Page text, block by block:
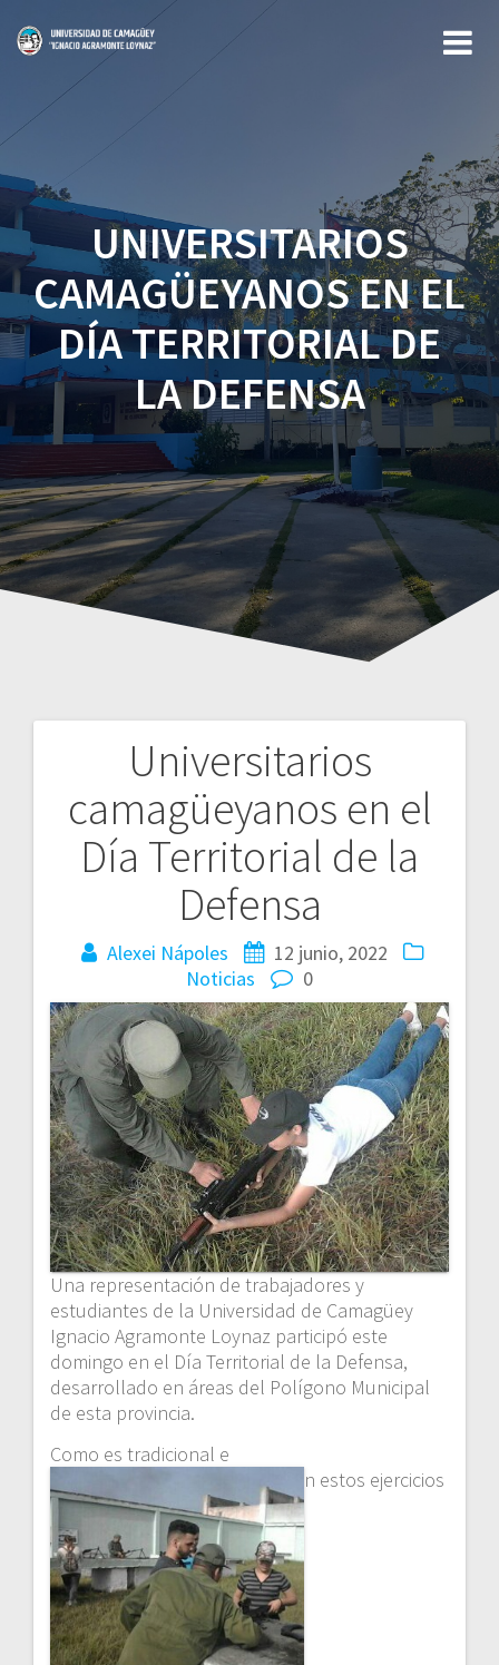
UNIVERSITARIOS
CAMAGÜEYANOS EN EL
DÍA TERRITORIAL DE
LA DEFENSA
Universitarios
camagüeyanos en el
Día Territorial de la
Defensa
Alexei Nápoles
12 junio, 2022
Noticias
0
Una representación de trabajadores y
estudiantes de la Universidad de Camagüey
Ignacio Agramonte Loynaz participó este
domingo en el Día Territorial de la Defensa,
desarrollado en áreas del Polígono Municipal
de esta provincia.
Como es tradicional e
n estos ejercicios
Navegación
de
entradas